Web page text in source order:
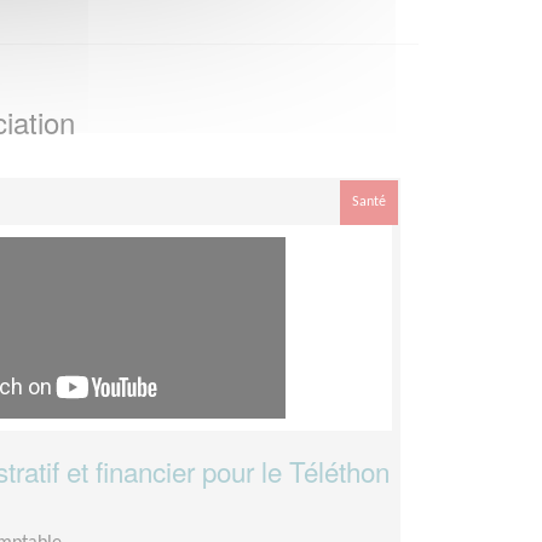
Santé
et financier pour le Téléthon